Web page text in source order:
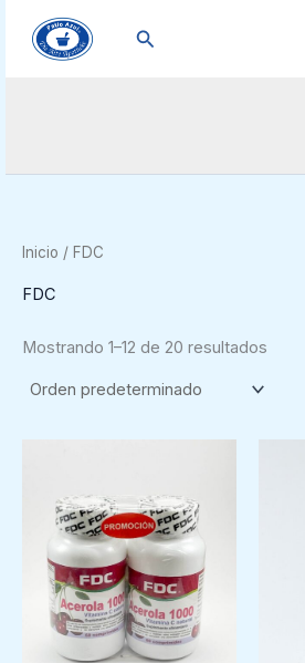
contenido
Buscar
Inicio / FDC
FDC
Mostrando 1–12 de 20 resultados